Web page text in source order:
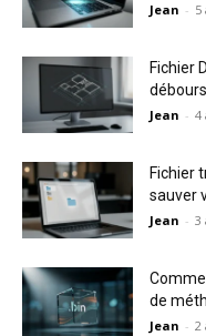
Jean - 5
Fichier
Jean - 4
Fichier
sauver
Jean - 3
de
Jean - 2